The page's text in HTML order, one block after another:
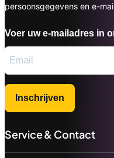
persoonsgegevens en e-
Voer uw e-mailadres in
Inschrijven
Service & Contact